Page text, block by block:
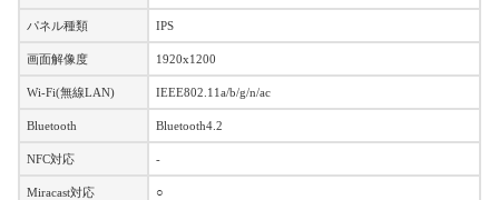
パネル種類 IPS
画面解像度 1920x1200
Wi-Fi(無線LAN) IEEE802.11a/b/g/n/ac
Bluetooth Bluetooth4.2
NFC対応 -
Miracast対応 ○